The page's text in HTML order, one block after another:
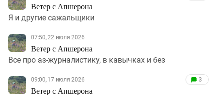
Ветер с Апшерона
Я и другие сажальщики
07:50, 22 июля 2026
Ветер с Апшерона
Все про аз-журналистику, в кавычках и без
09:00, 17 июля 2026
Ветер с Апшерона
3